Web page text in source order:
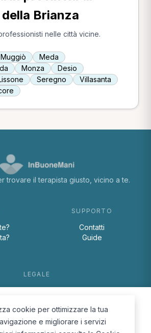
Brianza
nelle città vicine.
Muggiò
Meda
Monza
Desio
Seregno
Villasanta
trovare il terapista giusto, vicino a te.
SUPPORTO
Contatti
Guide
LEGALE
Cookie Policy
cookie per ottimizzare la tua
e migliorare i servizi